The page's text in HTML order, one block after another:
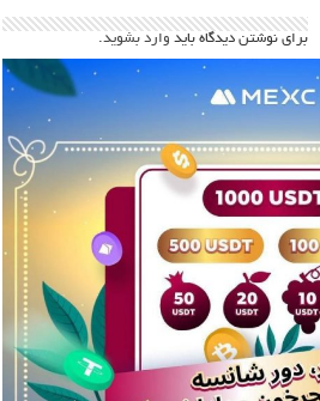
برای نوشتن دیدگاه باید وارد بشوید.